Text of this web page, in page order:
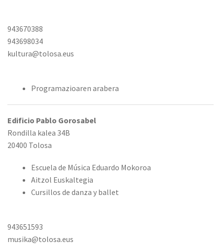
943670388
943698034
kultura@tolosa.eus
Programazioaren arabera
Edificio Pablo Gorosabel
Rondilla kalea 34B
20400 Tolosa
Escuela de Música Eduardo Mokoroa
Aitzol Euskaltegia
Cursillos de danza y ballet
943651593
musika@tolosa.eus